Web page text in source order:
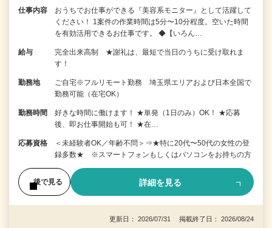
仕事内容
おうちでお仕事ができる『美容系モニター』として活躍して
ください！ 1案件の作業時間は5分〜10分程度。空いた時間
を有効活用できるお仕事です。 ◆【いろん…
給与
完全出来高制 ★謝礼は、最短で当日のうちに受け取れま
す！
勤務地
ご自宅※フルリモート勤務 埼玉県エリアおよび日本全国で
勤務可能（在宅OK）
勤務時間
好きな時間に働けます！ ★単発（1日のみ）OK！ ★応募
後、即お仕事開始も可！ ★在…
応募資格
＜未経験者OK／年齢不問＞⇒★特に20代〜50代の女性の登
録多数★ ※スマートフォンもしくはパソコンをお持ちの方
後で見る 詳細を見る
更新日： 2026/07/31 掲載終了日： 2026/08/24